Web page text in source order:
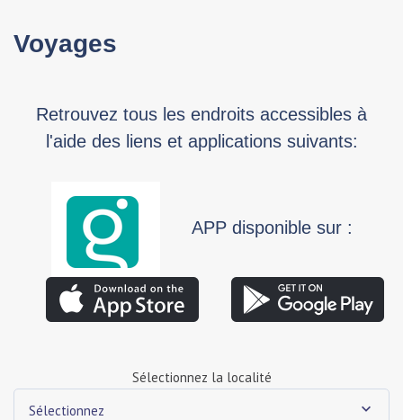
Voyages
Retrouvez tous les endroits accessibles à
l'aide des liens et applications suivants:
APP disponible sur :
Sélectionnez la localité
Sélectionnez